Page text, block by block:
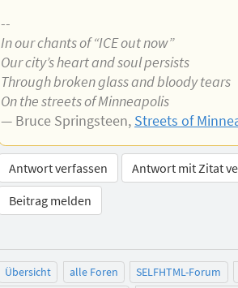
--
In our chants of “ICE out now”
Our city’s heart and soul persists
Through broken glass and bloody tears
On the streets of Minneapolis
— Bruce Springsteen, Streets of
Antwort verfassen
Antwort mit Zitat
Beitrag melden
Übersicht alle Foren
SELFHTML-Forum